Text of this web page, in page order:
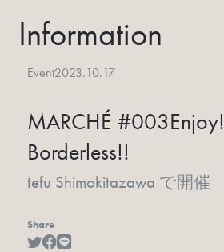
Information
Event2023.10.17
MARCHÉ #003Enjoy!
Borderless!!
tefu Shimokitazawa で開催
Share